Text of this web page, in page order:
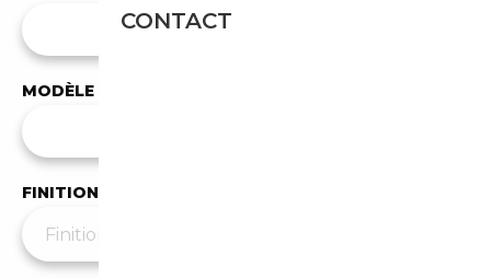
Audi
MODÈLE
FINITION
CONTACT